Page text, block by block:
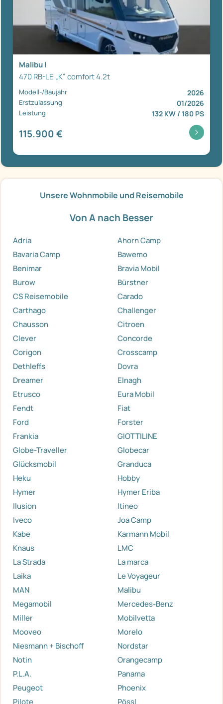
Malibu I
470 RB-LE „K“ comfort 4.2t
Modell-/Baujahr 2026
Erstzulassung 01/2026
Leistung 132 KW / 180 PS
115.900 €
Unsere Wohnmobile und Reisemobile
Von A nach Besser
Adria
Ahorn Camp
Bavaria Camp
Bawemo
Benimar
Bravia Mobil
Burow
Bürstner
CS Reisemobile
Carado
Carthago
Challenger
Chausson
Citroen
Clever
Concorde
Corigon
Crosscamp
Dethleffs
Dovra
Dreamer
Elnagh
Etrusco
Eura Mobil
Fendt
Fiat
Ford
Forster
Frankia
GIOTTILINE
Globe-Traveller
Globecar
Glücksmobil
Granduca
Heku
Hobby
Hymer
Hymer Eriba
Ilusion
Itineo
Iveco
Joa Camp
Kabe
Karmann Mobil
Knaus
LMC
La Strada
La marca
Laika
Le Voyageur
MAN
Malibu
Megamobil
Mercedes-Benz
Miller
Mobilvetta
Mooveo
Morelo
Niesmann + Bischoff
Nordstar
Notin
Orangecamp
P.L.A.
Panama
Peugeot
Phoenix
Pilote
Pössl